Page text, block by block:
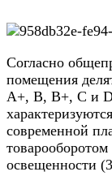
Согласно
помещения
A+, B, B+, C и
современной
освещенности